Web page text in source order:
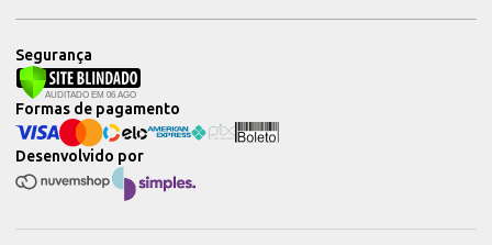
Segurança
Desenvolvido por
Formas de pagamento